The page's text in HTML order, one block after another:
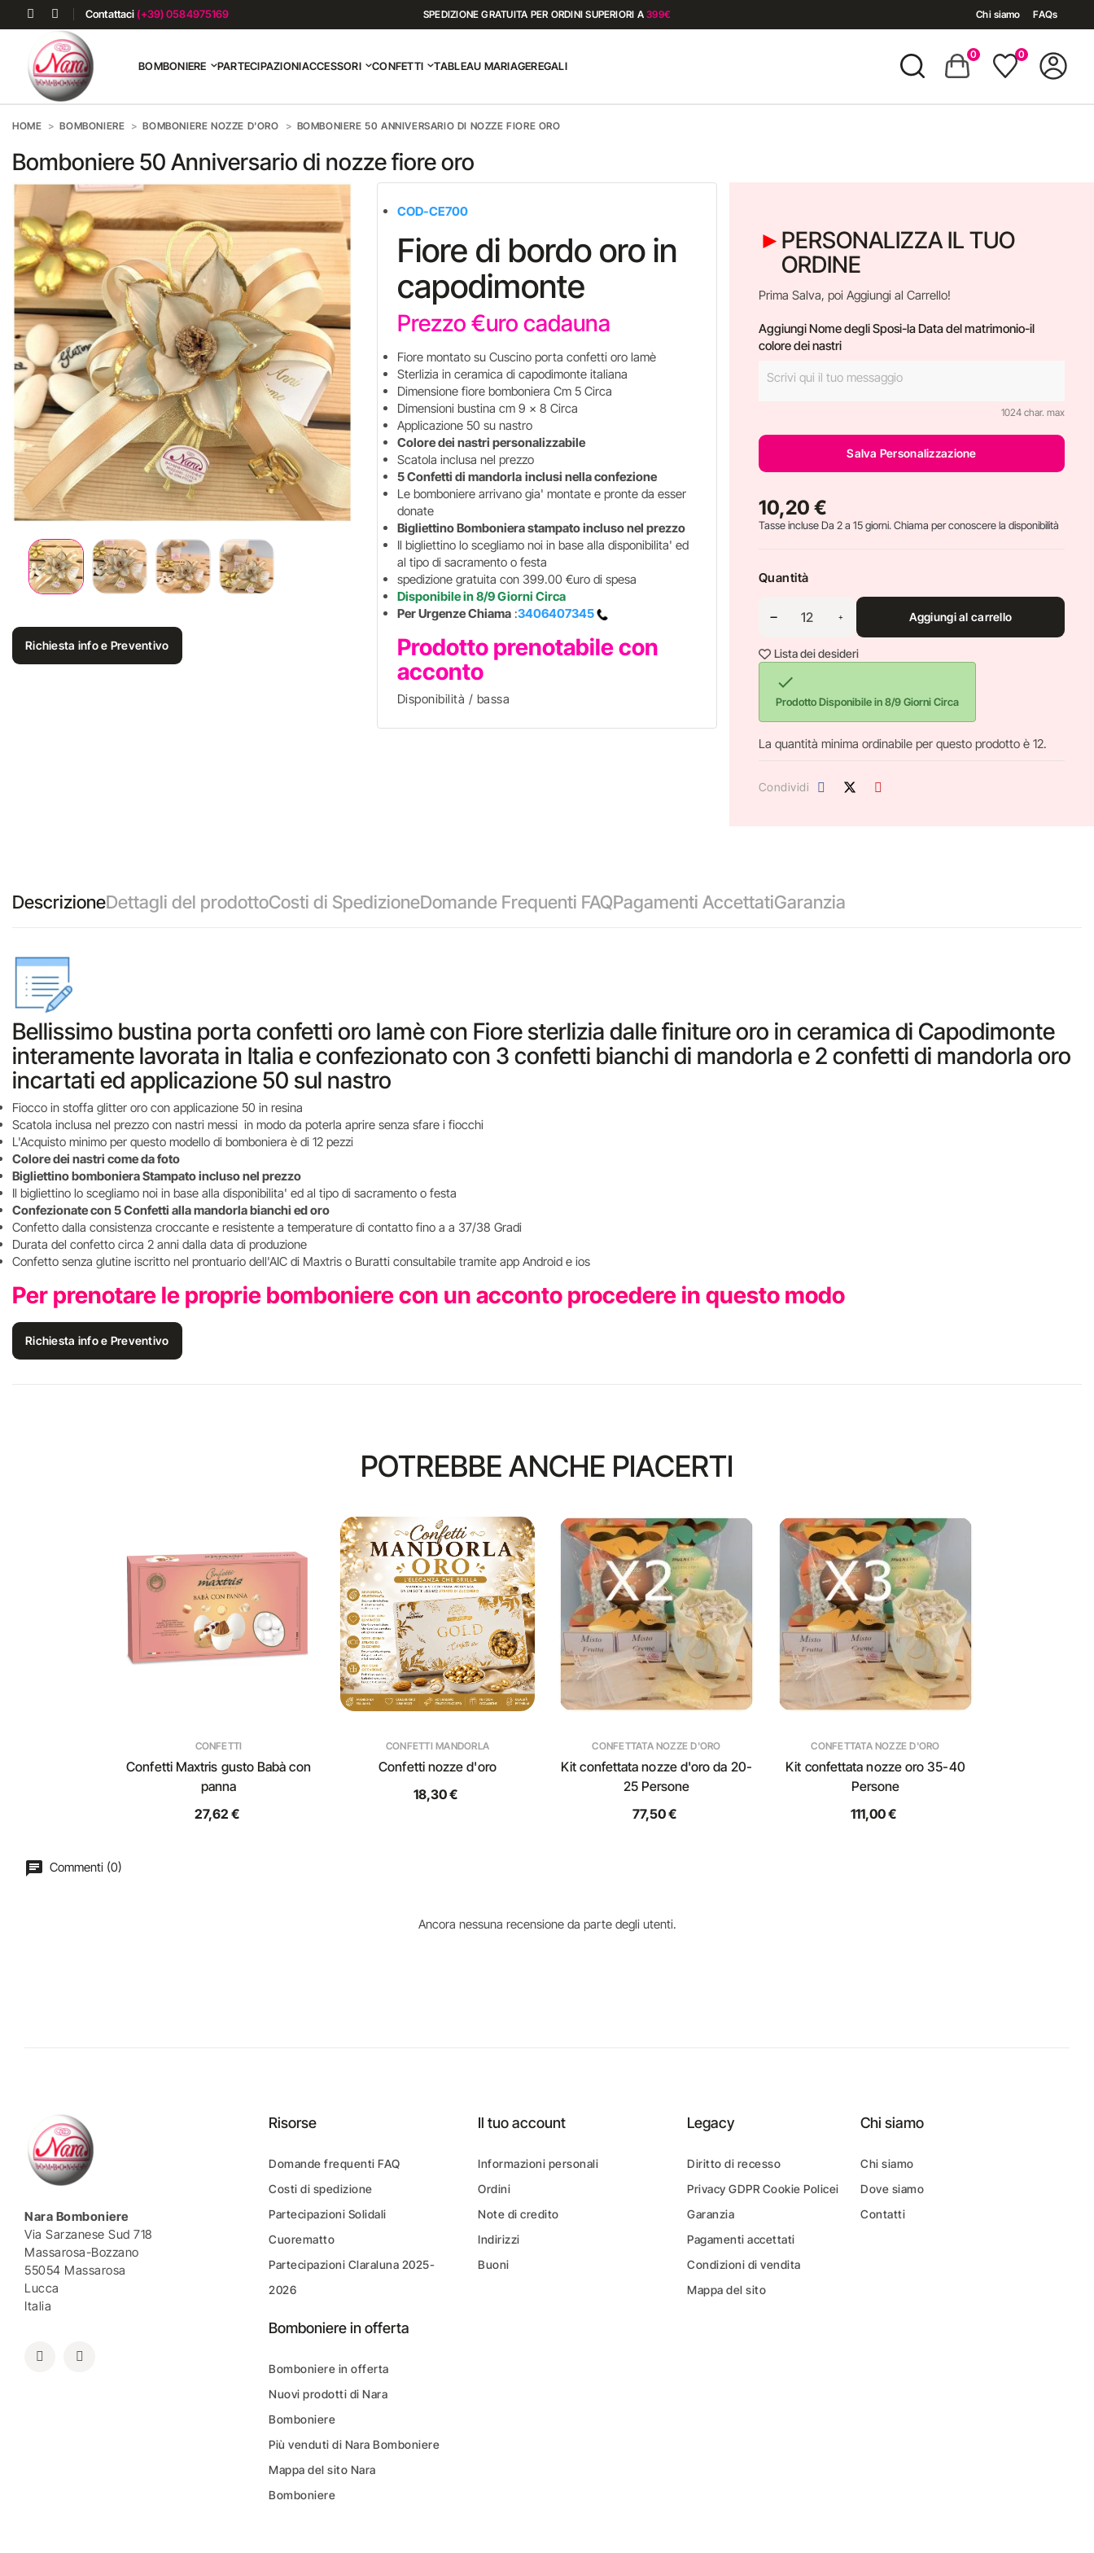
Contattaci (+39) 0584975169 SPEDIZIONE GRATUITA PER ORDINI SUPERIORI A399€ Chi siamo FAQs
BOMBONIERE PARTECIPAZIONIACCESSORI CONFETTI TABLEAU MARIAGEREGALI
0 0
HOME BOMBONIERE BOMBONIERE NOZZE D'ORO BOMBONIERE 50 ANNIVERSARIO DI NOZZE FIORE ORO
Bomboniere 50 Anniversario di nozze fiore oro
Richiesta info e Preventivo
COD-CE700
Fiore di bordo oro in
capodimonte
Prezzo €uro cadauna
Fiore montato su Cuscino porta confetti oro lamè
Sterlizia in ceramica di capodimonte italiana
Dimensione fiore bomboniera Cm 5 Circa
Dimensioni bustina cm 9 x 8 Circa
Applicazione 50 su nastro
Colore dei nastri personalizzabile
Scatola inclusa nel prezzo
5 Confetti di mandorla inclusi nella confezione
Le bomboniere arrivano gia' montate e pronte da esser
donate
Bigliettino Bomboniera stampato incluso nel prezzo
Il bigliettino lo scegliamo noi in base alla disponibilita' ed
al tipo di sacramento o festa
spedizione gratuita con 399.00 €uro di spesa
Disponibile in 8/9 Giorni Circa
Per Urgenze Chiama:3406407345
Prodotto prenotabile con
acconto
Disponibilità / bassa
PERSONALIZZA IL TUO
ORDINE
Prima Salva, poi Aggiungi al Carrello!
Aggiungi Nome degli Sposi-la Data del matrimonio-il
colore dei nastri
1024 char. max
Salva Personalizzazione
10,20 €
Tasse incluseDa 2 a 15 giorni. Chiama per conoscere la disponibilità
Quantità
Aggiungi al carrello
Lista dei desideri

Prodotto Disponibile in 8/9 Giorni Circa
La quantità minima ordinabile per questo prodotto è 12.
Condividi
DescrizioneDettagli del prodottoCosti di SpedizioneDomande Frequenti FAQPagamenti AccettatiGaranzia
Bellissimo bustina porta confetti oro lamè con Fiore sterlizia dalle finiture oro in ceramica di Capodimonte
interamente lavorata in Italia e confezionato con 3 confetti bianchi di mandorla e 2 confetti di mandorla oro
incartati ed applicazione 50 sul nastro
Fiocco in stoffa glitter oro con applicazione 50 in resina
Scatola inclusa nel prezzo con nastri messi in modo da poterla aprire senza sfare i fiocchi
L'Acquisto minimo per questo modello di bomboniera è di 12 pezzi
Colore dei nastri come da foto
Bigliettino bomboniera Stampato incluso nel prezzo
Il bigliettino lo scegliamo noi in base alla disponibilita' ed al tipo di sacramento o festa
Confezionate con 5 Confetti alla mandorla bianchi ed oro
Confetto dalla consistenza croccante e resistente a temperature di contatto fino a a 37/38 Gradi
Durata del confetto circa 2 anni dalla data di produzione
Confetto senza glutine iscritto nel prontuario dell'AIC di Maxtris o Buratti consultabile tramite app Android e ios
Per prenotare le proprie bomboniere con un acconto procedere in questo modo
Richiesta info e Preventivo
POTREBBE ANCHE PIACERTI
CONFETTI
Confetti Maxtris gusto Babà con
panna
27,62 €
CONFETTI MANDORLA
Confetti nozze d'oro
18,30 €
CONFETTATA NOZZE D'ORO
Kit confettata nozze d'oro da 20-
25 Persone
77,50 €
CONFETTATA NOZZE D'ORO
Kit confettata nozze oro 35-40
Persone
111,00 €
Commenti (0)
Ancora nessuna recensione da parte degli utenti.
Nara Bomboniere
Via Sarzanese Sud 718
Massarosa-Bozzano
55054 Massarosa
Lucca
Italia
Risorse
Domande frequenti FAQ
Costi di spedizione
Partecipazioni Solidali
Cuorematto
Partecipazioni Claraluna 2025-
2026
Bomboniere in offerta
Bomboniere in offerta
Nuovi prodotti di Nara
Bomboniere
Più venduti di Nara Bomboniere
Mappa del sito Nara
Bomboniere
Il tuo account
Informazioni personali
Ordini
Note di credito
Indirizzi
Buoni
Legacy
Diritto di recesso
Privacy GDPR Cookie Policei
Garanzia
Pagamenti accettati
Condizioni di vendita
Mappa del sito
Chi siamo
Chi siamo
Dove siamo
Contatti